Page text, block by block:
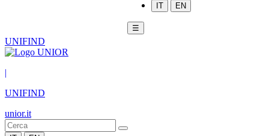
IT EN
☰
UNIFIND
|
UNIFIND
unior.it